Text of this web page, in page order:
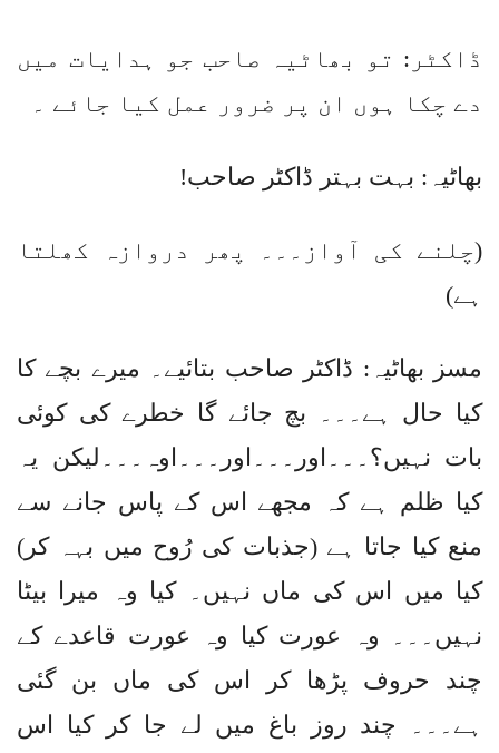
ڈاکٹر: تو بھاٹیہ صاحب جو ہدایات میں
دے چکا ہوں ان پر ضرور عمل کیا جائے ۔
بھاٹیہ: بہت بہتر ڈاکٹر صاحب!
(چلنے کی آواز۔۔۔ پھر دروازہ کھلتا
ہے)
مسز بھاٹیہ: ڈاکٹر صاحب بتائیے۔ میرے بچے کا
کیا حال ہے۔۔۔ بچ جائے گا خطرے کی کوئی
بات نہیں؟۔۔۔اور۔۔۔اور۔۔۔اوہ۔۔۔لیکن یہ
کیا ظلم ہے کہ مجھے اس کے پاس جانے سے
منع کیا جاتا ہے (جذبات کی رُوح میں بہہ کر)
کیا میں اس کی ماں نہیں۔ کیا وہ میرا بیٹا
نہیں۔۔۔ وہ عورت کیا وہ عورت قاعدے کے
چند حروف پڑھا کر اس کی ماں بن گئی
ہے۔۔۔ چند روز باغ میں لے جا کر کیا اس